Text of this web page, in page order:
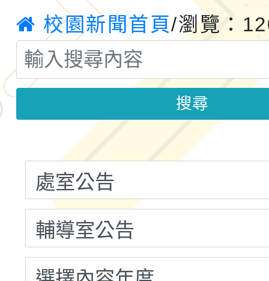
運動系列徵選頒獎典禮
成果展」
2026城鎮韌性防空演習
桃園市大溪自造教育及
年八月份教師研習
國立成功大學辦理「台
融平台-教案暨教學示
115學年度「學習扶助
計畫子計畫十一-2：國
小時認證研習計畫」
115年度「教育部表揚
義教育推展貢獻獎」實
校園新聞首頁/瀏覽：
搜尋